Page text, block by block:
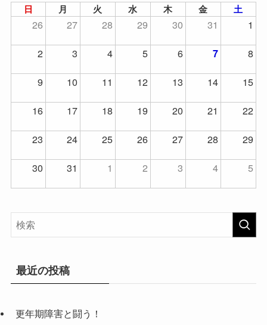
日 月 火 水 木 金 土
26 27 28 29 30 31
1
2
3 4 5 6 7
8
9
10 11 12 13 14
15
16
17 18 19 20 21
22
23
24 25 26 27 28
29
30
31 1 2 3 4 5
最近の投稿
更年期障害と闘う！